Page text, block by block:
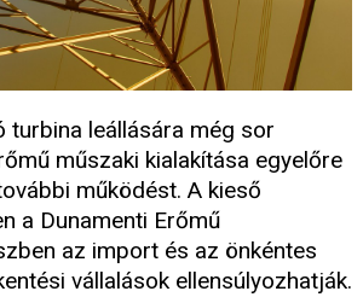
turbina leállására még sor
műszaki kialakítása egyelőre
működést. A kieső
a Dunamenti Erőmű
az import és az önkéntes
vállalások ellensúlyozhatják.